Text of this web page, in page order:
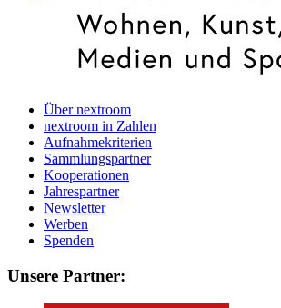
Über nextroom
nextroom in Zahlen
Aufnahmekriterien
Sammlungspartner
Kooperationen
Jahrespartner
Newsletter
Werben
Spenden
Unsere Partner: